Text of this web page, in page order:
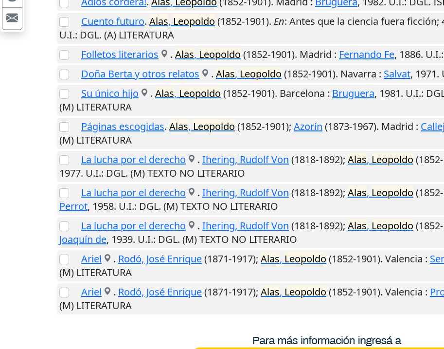
Cuento futuro. Alas, Leopoldo (1852-1901). En: Antes que la ciencia fuera ficción;
U.I.: DGL. (A) LITERATURA
Folletos literarios
. Alas, Leopoldo (1852-1901). Madrid : Fernando Fe, 1886. U.I.
Doña Berta y otros relatos
. Alas, Leopoldo (1852-1901). Navarra : Salvat, 1971.
Su único hijo
. Alas, Leopoldo (1852-1901). Barcelona : Bruguera, 1981. U.I.:
(M) LITERATURA
Páginas escogidas. Alas, Leopoldo (1852-1901); Azorín (1873-1967). Madrid :
(M) LITERATURA
La lucha por el derecho
. Ihering, Rudolf Von (1818-1892); Alas, Leopoldo
1977. U.I.: DGL. (M) TEXTO NO LITERARIO
La lucha por el derecho
. Ihering, Rudolf Von (1818-1892); Alas, Leopoldo
Perrot, 1958. U.I.: DGL. (M) TEXTO NO LITERARIO
La lucha por el derecho
. Ihering, Rudolf Von (1818-1892); Alas, Leopoldo
Joaquín de, 1939. U.I.: DGL. (M) TEXTO NO LITERARIO
Ariel
. Rodó, José Enrique(1871-1917); Alas, Leopoldo (1852-1901). Valencia :
(M) LITERATURA
Ariel
. Rodó, José Enrique(1871-1917); Alas, Leopoldo (1852-1901). Valencia :
(M) LITERATURA